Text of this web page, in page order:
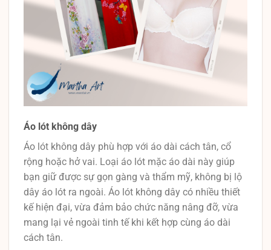
Áo lót không dây
Áo lót không dây phù hợp với áo dài cách tân, cổ
rộng hoặc hở vai. Loại áo lót mặc áo dài này giúp
bạn giữ được sự gọn gàng và thẩm mỹ, không bị lộ
dây áo lót ra ngoài. Áo lót không dây có nhiều thiết
kế hiện đại, vừa đảm bảo chức năng nâng đỡ, vừa
mang lại vẻ ngoài tinh tế khi kết hợp cùng áo dài
cách tân.